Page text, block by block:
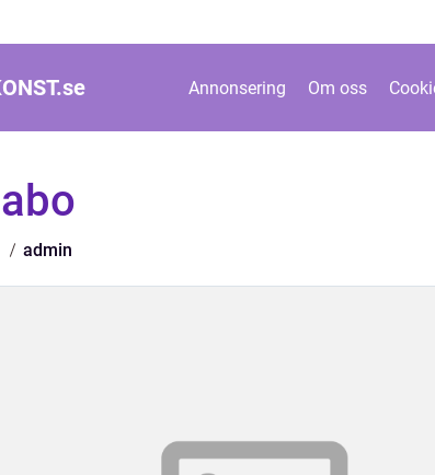
se Annonsering Om oss
admin